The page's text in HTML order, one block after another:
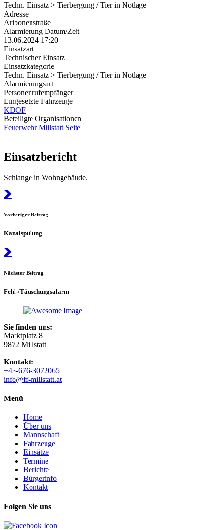
Techn. Einsatz > Tierbergung / Tier in Notlage
Adresse
Aribonenstraße
Alarmierung Datum/Zeit
13.06.2024 17:20
Einsatzart
Technischer Einsatz
Einsatzkategorie
Techn. Einsatz > Tierbergung / Tier in Notlage
Alarmierungsart
Personenrufempfänger
Eingesetzte Fahrzeuge
KDOF
Beteiligte Organisationen
Feuerwehr Millstatt Seite
Einsatzbericht
Schlange in Wohngebäude.
Vorheriger Beitrag
Kanalspülung
Nächster Beitrag
Fehl-/Täuschungsalarm
Sie finden uns:
Marktplatz 8
9872 Millstatt
Kontakt:
+43-676-3072065
info@ff-millstatt.at
Menü
Home
Über uns
Mannschaft
Fahrzeuge
Einsätze
Termine
Berichte
Bürgerinfo
Kontakt
Folgen Sie uns